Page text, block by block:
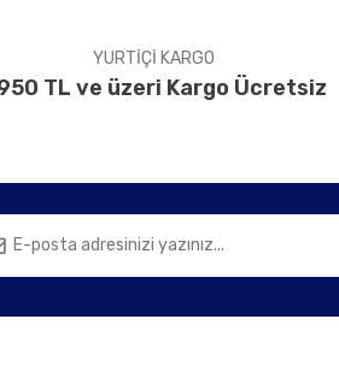
YURTİÇİ KARGO
TL ve üzeri Kargo Ücretsiz